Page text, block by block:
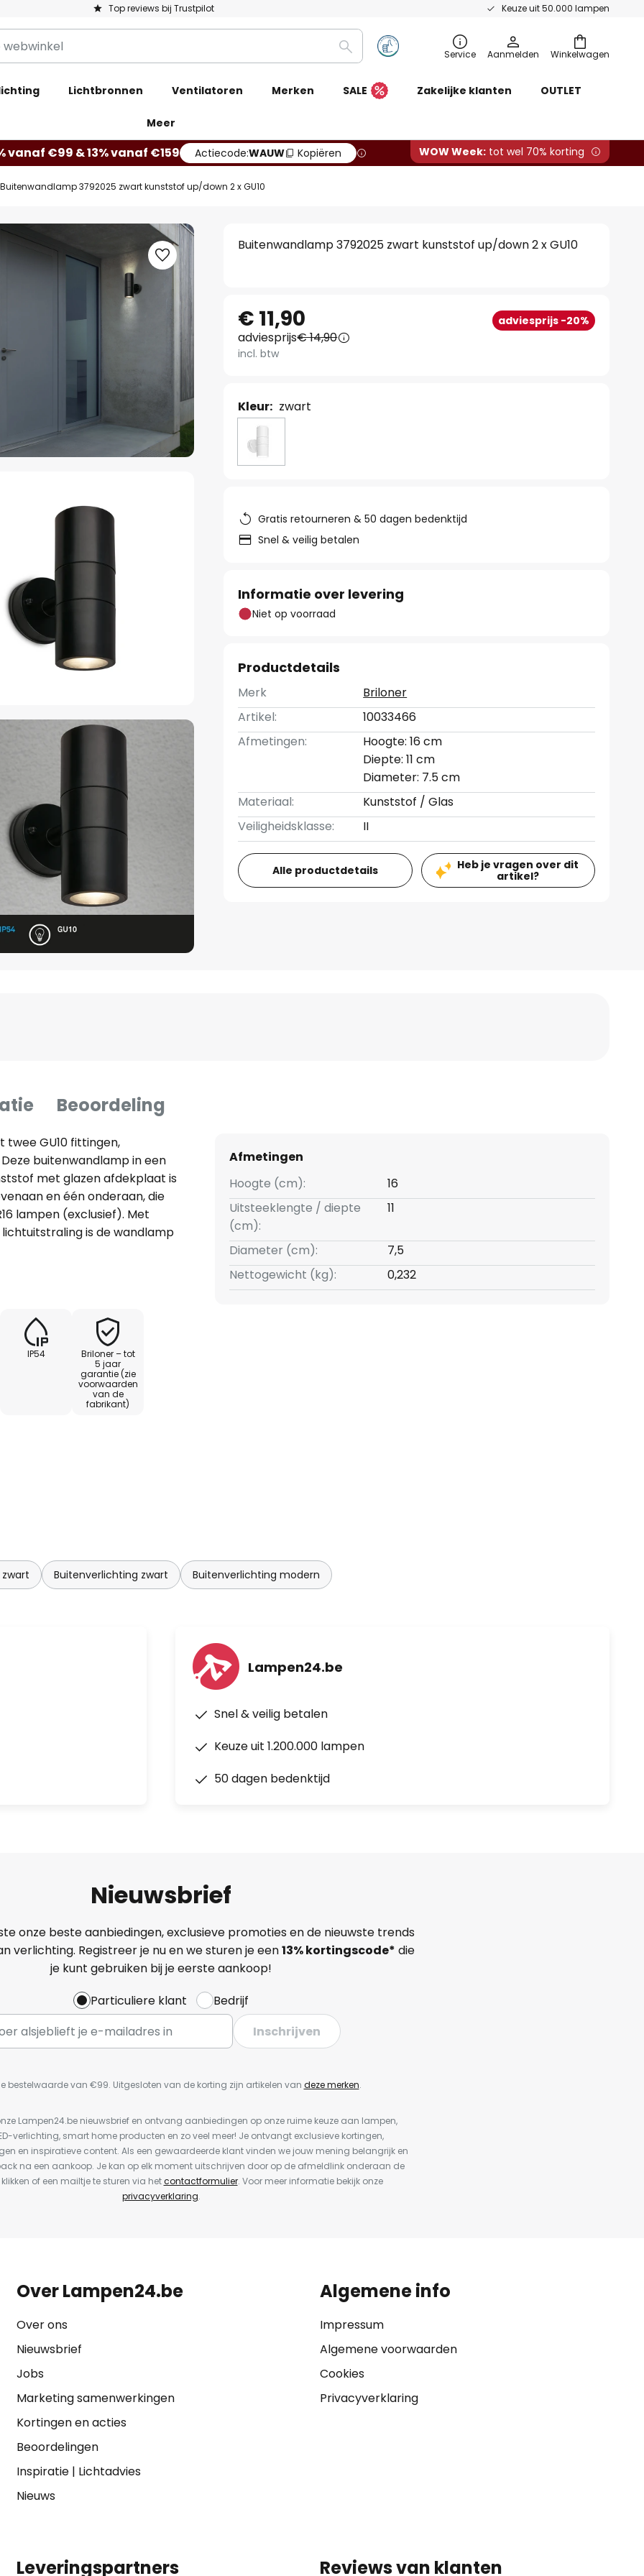
Top reviews bij Trustpilot Keuze uit 50.000 lampen
Winkelwagen
Zoeken Service Aanmelden
Lichtbronnen Ventilatoren Merken SALE Zakelijke klanten OUTLET
Meer
vanaf €99 & 13% vanaf €159 Actiecode:WAUW Kopiëren WOW Week: tot wel 70% korting
Buitenwandlamp 3792025 zwart kunststof up/down 2 x GU10
Buitenwandlamp 3792025 zwart kunststof up/down 2 x GU10
€ 11,90 adviesprijs -20%
adviesprijs€ 14,90
incl. btw
Kleur: zwart
Gratis retourneren & 50 dagen bedenktijd
Snel & veilig betalen
Informatie over levering
Niet op voorraad
Productdetails
Merk
Briloner
Artikel:
10033466
Afmetingen:
Hoogte: 16 cm
Diepte: 11 cm
Diameter: 7.5 cm
Materiaal:
Kunststof / Glas
Veiligheidsklasse:
II
Alle productdetails
Heb je vragen over dit
artikel?
Beoordeling
GU10 fittingen,
buitenwandlamp in een
met glazen afdekplaat is
en één onderaan, die
lampen (exclusief). Met
is de wandlamp
IP54
Briloner – tot
5 jaar
garantie (zie
voorwaarden
van de
fabrikant)
Afmetingen
Hoogte (cm):
16
Uitsteeklengte / diepte
(cm):
11
Diameter (cm):
7,5
Nettogewicht (kg):
0,232
Buitenverlichting zwart Buitenverlichting modern
Lampen24.be
Snel & veilig betalen
Keuze uit 1.200.000 lampen
50 dagen bedenktijd
Nieuwsbrief
onze beste aanbiedingen, exclusieve promoties en de nieuwste trends
verlichting. Registreer je nu en we sturen je een13%kortingscode* die
je kunt gebruiken bij je eerste aankoop!
Particuliere klant
Bedrijf
Inschrijven
bestelwaarde van €99. Uitgesloten van de korting zijn artikelen van deze merken.
Lampen24.be nieuwsbrief en ontvang aanbiedingen op onze ruime keuze aan lampen,
verlichting, smart home producten en zo veel meer! Je ontvangt exclusieve kortingen,
en inspiratieve content. Als een gewaardeerde klant vinden we jouw mening belangrijk en
na een aankoop. Je kan op elk moment uitschrijven door op de afmeldlink onderaan de
of een mailtje te sturen via hetcontactformulier. Voor meer informatie bekijk onze
privacyverklaring.
Over Lampen24.be
Over ons
Nieuwsbrief
Jobs
Marketing samenwerkingen
Kortingen en acties
Beoordelingen
Inspiratie| Lichtadvies
Nieuws
Algemene info
Impressum
Algemene voorwaarden
Cookies
Privacyverklaring
Leveringspartners Reviews van klanten